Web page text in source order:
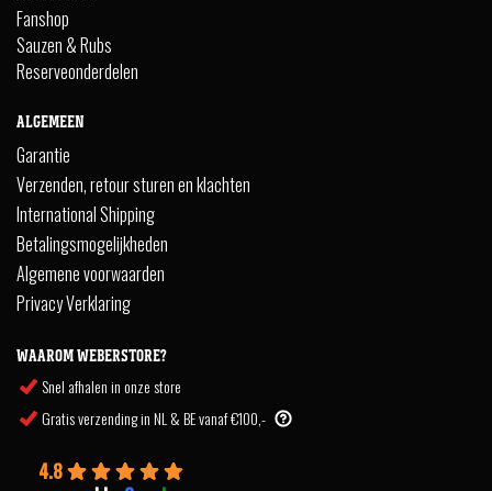
Fanshop
Sauzen & Rubs
Reserveonderdelen
ALGEMEEN
Garantie
Verzenden, retour sturen en klachten
International Shipping
Betalingsmogelijkheden
Algemene voorwaarden
Privacy Verklaring
WAAROM WEBERSTORE?
Snel afhalen in onze store
Gratis verzending in NL & BE vanaf €100,-
4.8